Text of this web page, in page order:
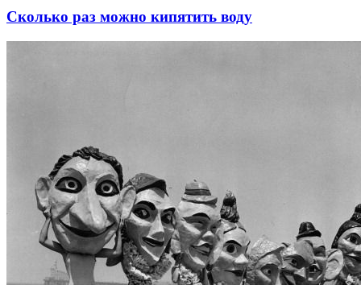
Сколько раз можно кипятить воду